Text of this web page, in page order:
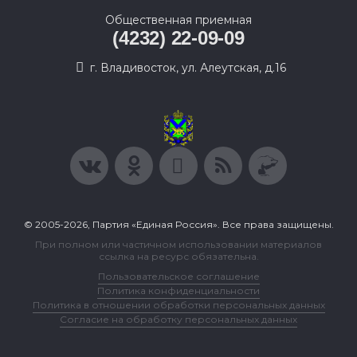
Общественная приемная
(4232) 22-09-09
г. Владивосток, ул. Алеутская, д.16
© 2005-2026, Партия «Единая Россия». Все права защищены.
При полном или частичном использовании материалов
ссылка на ресурс обязательна.
Пользовательское соглашение
Политика конфиденциальности
Политика в отношении обработки персональных данных
Согласие на обработку персональных данных